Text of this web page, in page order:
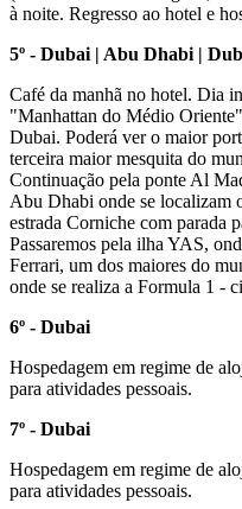
à noite. Regresso ao hotel e
5º - Dubai | Abu Dhabi |
Café da manhã no hotel. Dia
"Manhattan do Médio
Dubai. Poderá ver o maior
terceira maior mesquita do
Continuação pela ponte Al
Abu Dhabi onde se localizam
estrada Corniche com parada
Passaremos pela ilha YAS,
Ferrari, um dos maiores do
onde se realiza a Formula 1 -
6º - Dubai
Hospedagem em regime de
para atividades pessoais.
7º - Dubai
Hospedagem em regime de
para atividades pessoais.